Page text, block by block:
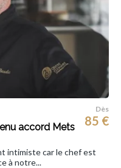
accord Mets
Dès
85 €
intimiste car le chef est
à notre...